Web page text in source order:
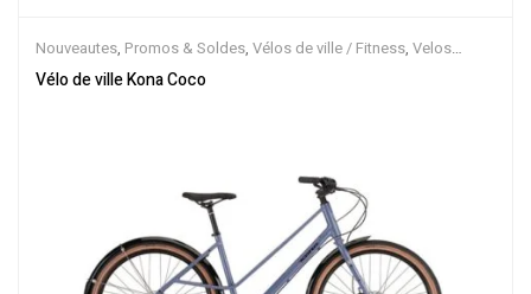
Nouveautes, Promos & Soldes, Vélos de ville / Fitness, Velos
Musculaires
Vélo de ville Kona Coco